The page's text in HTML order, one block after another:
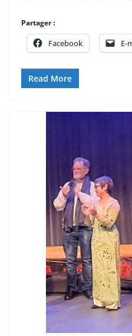
Partager :
Facebook E-
Read More